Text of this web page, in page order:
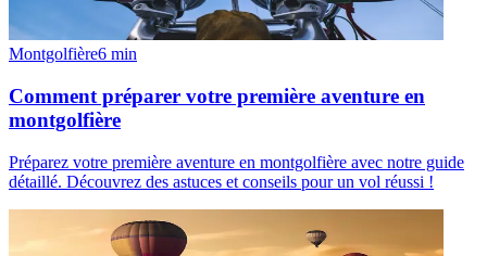
Montgolfière6 min
Comment préparer votre première aventure en
montgolfière
Préparez votre première aventure en montgolfière avec notre guide
détaillé. Découvrez des astuces et conseils pour un vol réussi !